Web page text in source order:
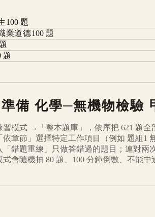
100題
業道德100題
題
題
備 化學─無機物檢驗
習模式 →「整本題庫」，依序把 621 題全
依章節」選擇特定工作項目（例如 題組1
「錯題重練」只做答錯過的題目；連對兩
式會隨機抽 80 題、100 分鐘倒數、不能中